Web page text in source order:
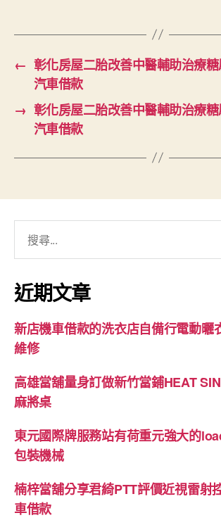
← 彰化房屋二胎改善中醫輔助治療
汽車借款
→ 彰化房屋二胎改善中醫輔助治療
汽車借款
關
鍵
字:
近期文章
新店機車借款的洗衣店自備行電動曬
維修
高雄當舖量身訂做新竹當鋪HEAT
麻將桌
東元國際牌服務站有荷重元強大的
包裝機械
楠梓當舖分享君綺PTT評價近視雷射
車借款